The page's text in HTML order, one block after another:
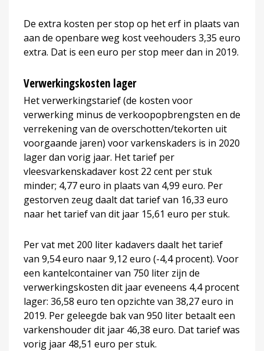
De extra kosten per stop op het erf in plaats van
aan de openbare weg kost veehouders 3,35 euro
extra. Dat is een euro per stop meer dan in 2019.
Verwerkingskosten lager
Het verwerkingstarief (de kosten voor
verwerking minus de verkoopopbrengsten en de
verrekening van de overschotten/tekorten uit
voorgaande jaren) voor varkenskaders is in 2020
lager dan vorig jaar. Het tarief per
vleesvarkenskadaver kost 22 cent per stuk
minder; 4,77 euro in plaats van 4,99 euro. Per
gestorven zeug daalt dat tarief van 16,33 euro
naar het tarief van dit jaar 15,61 euro per stuk.
Per vat met 200 liter kadavers daalt het tarief
van 9,54 euro naar 9,12 euro (-4,4 procent). Voor
een kantelcontainer van 750 liter zijn de
verwerkingskosten dit jaar eveneens 4,4 procent
lager: 36,58 euro ten opzichte van 38,27 euro in
2019. Per geleegde bak van 950 liter betaalt een
varkenshouder dit jaar 46,38 euro. Dat tarief was
vorig jaar 48,51 euro per stuk.